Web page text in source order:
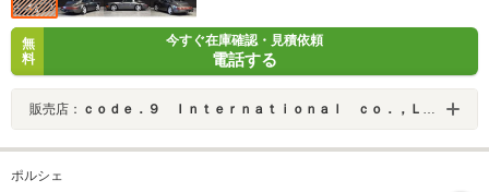
無
料
今すぐ在庫確認・見積依頼
電話する
販売店： ｃｏｄｅ．９ Ｉｎｔｅｒｎａｔｉｏｎａｌ ｃｏ．，Ｌｔｄ．
ポルシェ